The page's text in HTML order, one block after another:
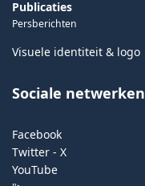
Publicaties
Persberichten
Visuele identiteit & logo
Sociale netwerken
Facebook
Twitter - X
YouTube